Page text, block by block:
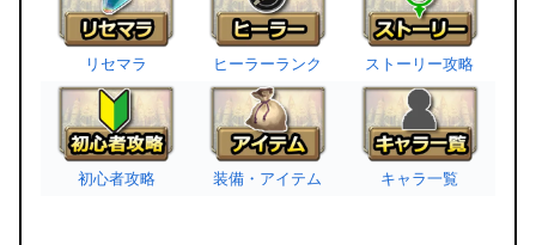
リセマラ ヒーラーランク ストーリー攻略
初心者攻略 装備・アイテム キャラ一覧